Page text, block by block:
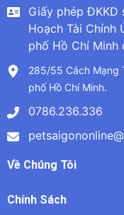
Giấy phép ĐKKD
Hoạch Tài Chính
phố Hồ Chí
285/55 Cách Mạng
phố Hồ Chí Minh.
0786.236.336
Về Chúng Tôi
Chính Sách